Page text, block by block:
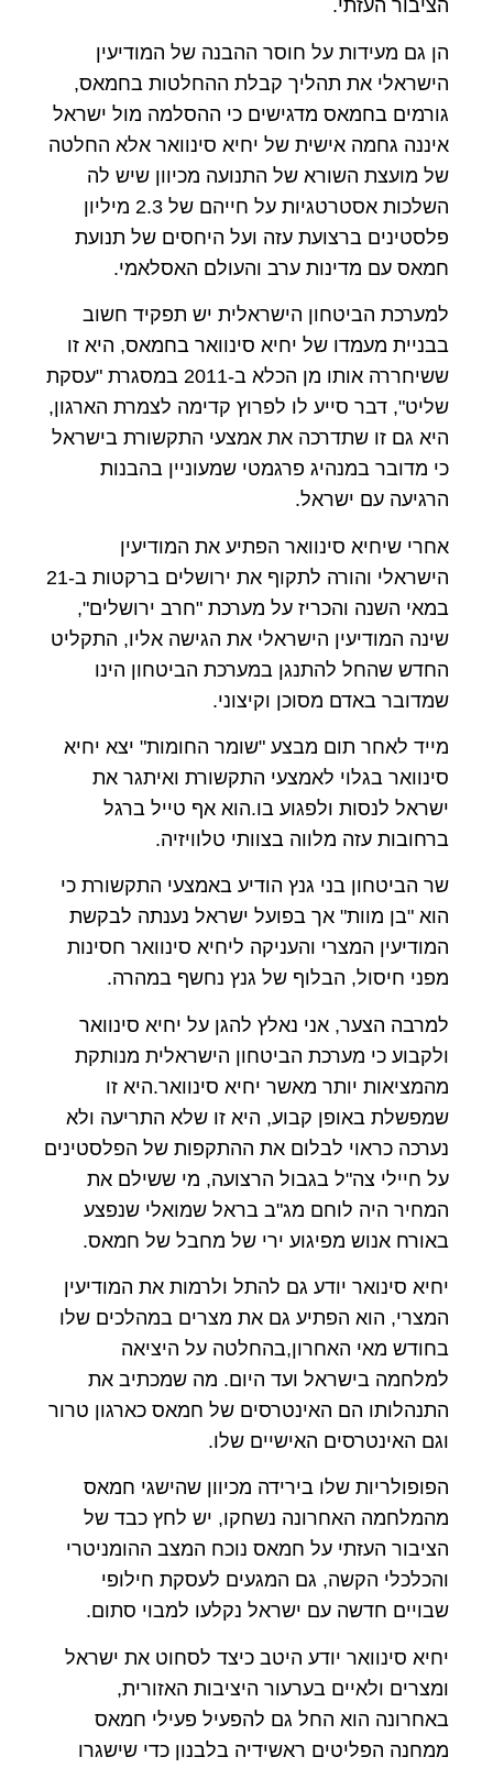
הציבור העזתי.
הן גם מעידות על חוסר ההבנה של המודיעין
הישראלי את תהליך קבלת ההחלטות בחמאס,
גורמים בחמאס מדגישים כי ההסלמה מול ישראל
איננה גחמה אישית של יחיא סינוואר אלא החלטה
של מועצת השורא של התנועה מכיוון שיש לה
השלכות אסטרטגיות על חייהם של 2.3 מיליון
פלסטינים ברצועת עזה ועל היחסים של תנועת
חמאס עם מדינות ערב והעולם האסלאמי.
למערכת הביטחון הישראלית יש תפקיד חשוב
בבניית מעמדו של יחיא סינוואר בחמאס, היא זו
ששיחררה אותו מן הכלא ב-2011 במסגרת "עסקת
שליט", דבר סייע לו לפרוץ קדימה לצמרת הארגון,
היא גם זו שתדרכה את אמצעי התקשורת בישראל
כי מדובר במנהיג פרגמטי שמעוניין בהבנות
הרגיעה עם ישראל.
אחרי שיחיא סינוואר הפתיע את המודיעין
הישראלי והורה לתקוף את ירושלים ברקטות ב-21
במאי השנה והכריז על מערכת "חרב ירושלים",
שינה המודיעין הישראלי את הגישה אליו, התקליט
החדש שהחל להתנגן במערכת הביטחון הינו
שמדובר באדם מסוכן וקיצוני.
מייד לאחר תום מבצע "שומר החומות" יצא יחיא
סינוואר בגלוי לאמצעי התקשורת ואיתגר את
ישראל לנסות ולפגוע בו.הוא אף טייל ברגל
ברחובות עזה מלווה בצוותי טלוויזיה.
שר הביטחון בני גנץ הודיע באמצעי התקשורת כי
הוא "בן מוות" אך בפועל ישראל נענתה לבקשת
המודיעין המצרי והעניקה ליחיא סינוואר חסינות
מפני חיסול, הבלוף של גנץ נחשף במהרה.
למרבה הצער, אני נאלץ להגן על יחיא סינוואר
ולקבוע כי מערכת הביטחון הישראלית מנותקת
מהמציאות יותר מאשר יחיא סינוואר.היא זו
שמפשלת באופן קבוע, היא זו שלא התריעה ולא
נערכה כראוי לבלום את ההתקפות של הפלסטינים
על חיילי צה"ל בגבול הרצועה, מי ששילם את
המחיר היה לוחם מג"ב בראל שמואלי שנפצע
באורח אנוש מפיגוע ירי של מחבל של חמאס.
יחיא סינואר יודע גם להתל ולרמות את המודיעין
המצרי, הוא הפתיע גם את מצרים במהלכים שלו
בחודש מאי האחרון,בהחלטה על היציאה
למלחמה בישראל ועד היום. מה שמכתיב את
התנהלותו הם האינטרסים של חמאס כארגון טרור
וגם האינטרסים האישיים שלו.
הפופולריות שלו בירידה מכיוון שהישגי חמאס
מהמלחמה האחרונה נשחקו, יש לחץ כבד של
הציבור העזתי על חמאס נוכח המצב ההומניטרי
והכלכלי הקשה, גם המגעים לעסקת חילופי
שבויים חדשה עם ישראל נקלעו למבוי סתום.
יחיא סינוואר יודע היטב כיצד לסחוט את ישראל
ומצרים ולאיים בערעור היציבות האזורית,
באחרונה הוא החל גם להפעיל פעילי חמאס
ממחנה הפליטים ראשידיה בלבנון כדי שישגרו